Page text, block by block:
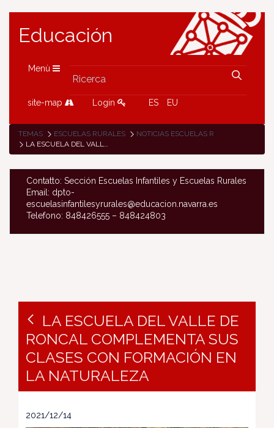
Educación
Menù
site-map Login ES EU
TEMAS ESCUELAS RURALES
NOTICIAS ESCUELAS RURALES
LA ESCUELA DEL VALLE DE RONCAL COMPLEMENTA SUS CLASES CON FORMACIÓN EN LA NATURALEZA
Contatto: Sección Escuelas Infantiles y Escuelas Rurales
Email: dpto-
escuelasinfantilesyrurales@educacion.navarra.es
Telefono: 848426555 – 848424803
LA ESCUELA DEL VALLE DE
RONCAL COMPLEMENTA SUS
CLASES CON FORMACIÓN EN
LA NATURALEZA
2021/12/14